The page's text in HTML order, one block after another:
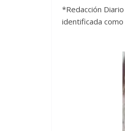
*Redacción
identificada como